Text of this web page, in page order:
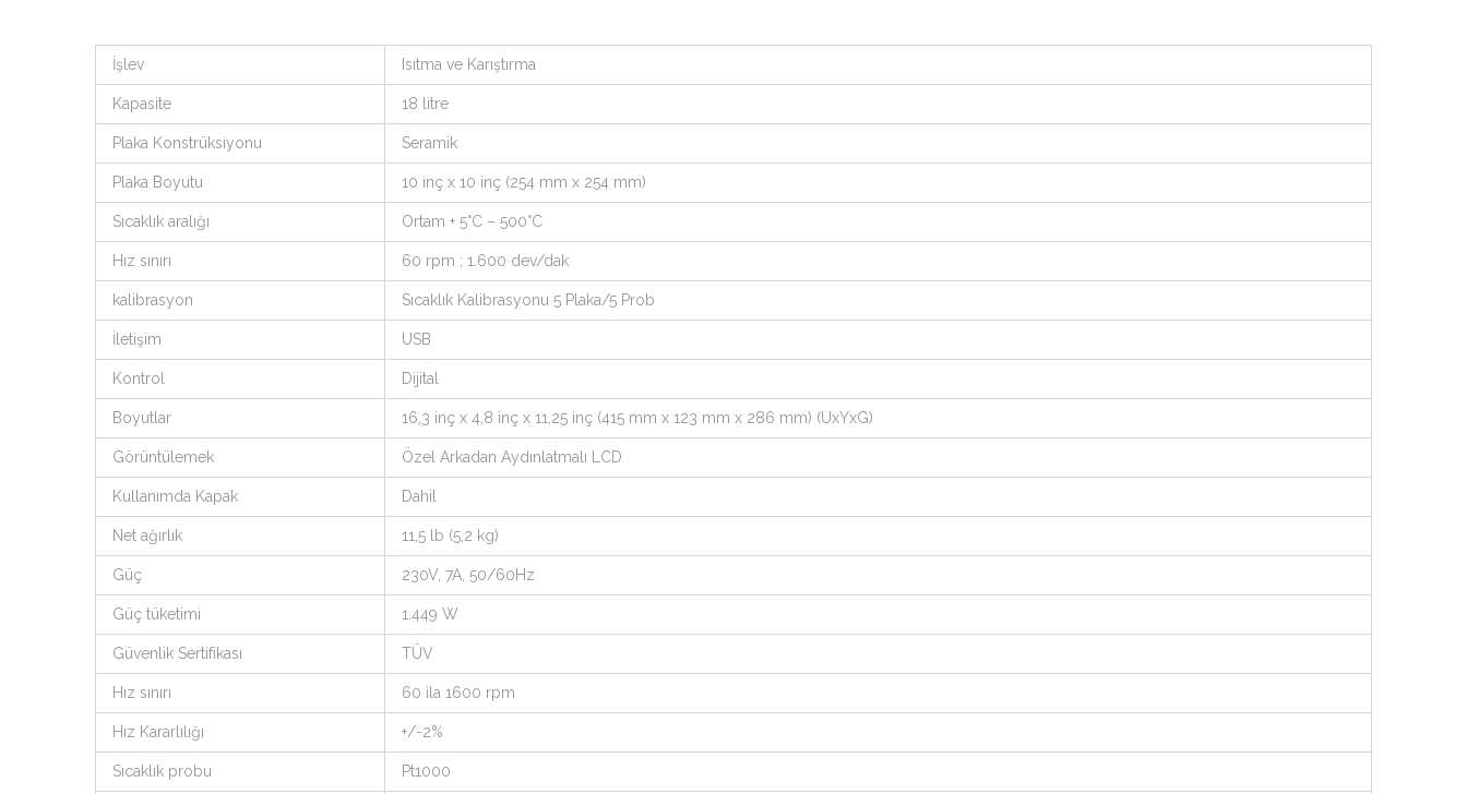
İşlev Isıtma ve Karıştırma
Kapasite 18 litre
Plaka Konstrüksiyonu Seramik
Plaka Boyutu 10 inç x 10 inç (254 mm x 254 mm)
Sıcaklık aralığı Ortam + 5°C – 500°C
Hız sınırı 60 rpm ; 1.600 dev/dak
kalibrasyon Sıcaklık Kalibrasyonu 5 Plaka/5 Prob
İletişim USB
Kontrol Dijital
Boyutlar 16,3 inç x 4,8 inç x 11,25 inç (415 mm x 123 mm x 286 mm) (UxYxG)
Görüntülemek Özel Arkadan Aydınlatmalı LCD
Kullanımda Kapak Dahil
Net ağırlık 11,5 lb (5,2 kg)
Güç 230V, 7A, 50/60Hz
Güç tüketimi 1.449 W
Güvenlik Sertifikası TÜV
Hız sınırı 60 ila 1600 rpm
Hız Kararlılığı +/-2%
Sıcaklık probu Pt1000